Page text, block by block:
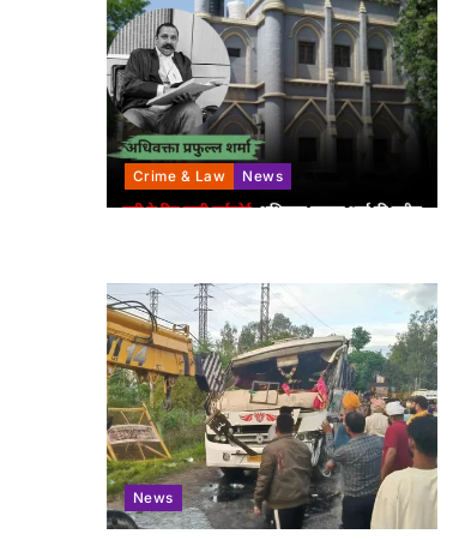
Crime & Law News
News